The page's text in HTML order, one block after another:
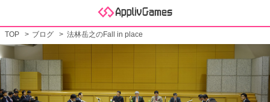
TOP ブログ 法林岳之のFall in place